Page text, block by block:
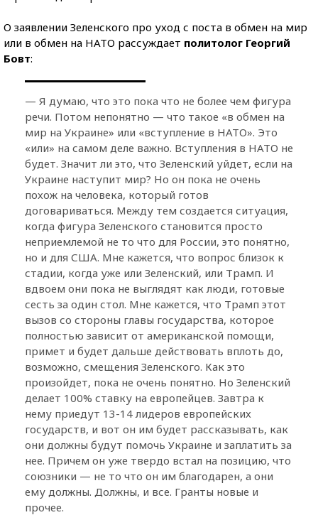
О заявлении Зеленского про уход с поста в обмен на мир
или в обмен на НАТО рассуждает политолог Георгий
Бовт:
— Я думаю, что это пока что не более чем фигура
речи. Потом непонятно — что такое «в обмен на
мир на Украине» или «вступление в НАТО». Это
«или» на самом деле важно. Вступления в НАТО не
будет. Значит ли это, что Зеленский уйдет, если на
Украине наступит мир? Но он пока не очень
похож на человека, который готов
договариваться. Между тем создается ситуация,
когда фигура Зеленского становится просто
неприемлемой не то что для России, это понятно,
но и для США. Мне кажется, что вопрос близок к
стадии, когда уже или Зеленский, или Трамп. И
вдвоем они пока не выглядят как люди, готовые
сесть за один стол. Мне кажется, что Трамп этот
вызов со стороны главы государства, которое
полностью зависит от американской помощи,
примет и будет дальше действовать вплоть до,
возможно, смещения Зеленского. Как это
произойдет, пока не очень понятно. Но Зеленский
делает 100% ставку на европейцев. Завтра к
нему приедут 13-14 лидеров европейских
государств, и вот он им будет рассказывать, как
они должны будут помочь Украине и заплатить за
нее. Причем он уже твердо встал на позицию, что
союзники — не то что он им благодарен, а они
ему должны. Должны, и все. Гранты новые и
прочее.